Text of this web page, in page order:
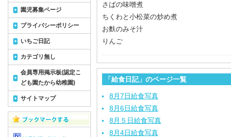
さばの味噌煮
ちくわと小松菜の炒め煮
お麩のみそ汁
りんご
「給食日記」のページ一覧
8月7日給食写真
8月6日給食写真
8月５日給食写真
8月4日給食写真
園児募集ページ
プライバシーポリシー
いちご日記
カテゴリ無し
会員専用掲示板(認定こ
ども園たから幼稚園)
サイトマップ